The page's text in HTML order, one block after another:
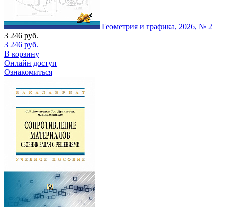
Геометрия и графика, 2026, № 2
3 246 руб.
3 246 руб.
В корзину
Онлайн доступ
Ознакомиться